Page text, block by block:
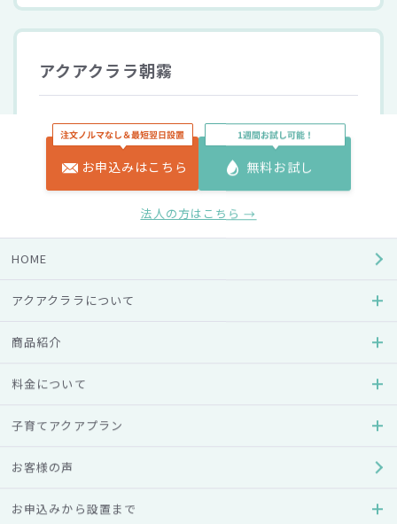
アクアクララ朝霧
住所
〒418-0102 静岡県富士宮市人穴203-33
電話番号
9:00～17:00
営業日
月～土
住所
電話番号
お申込みはこちら 無料お試し
法人の方はこちら →
HOME
アクアクララについて
商品紹介
料金について
子育てアクアプラン
お客様の声
お申込みから設置まで